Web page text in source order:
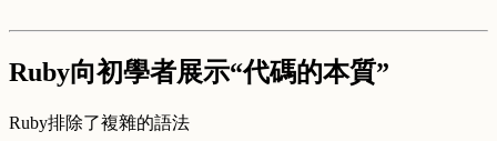
Ruby向初學者展示“代碼的本質”
Ruby排除了複雜的語法